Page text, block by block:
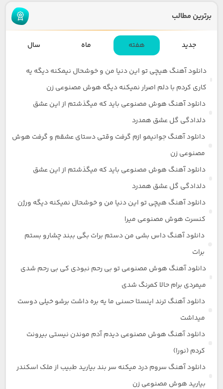
برترین مطالب
جدید هفته ماه سال
دانلود آهنگ هیچی تو این دنیا من و خوشحال نیمکنه دیگه یه
کاری کردم با دلم اصرار نمیکنه دیگه هوش مصنوعی زن
دانلود آهنگ هوش مصنوعی باید که میگذشتم از این عشق
دلدادگی گل عشق همدرد
دانلود آهنگ جوانیمو ازم گرفت وقتی دستای عشقم و گرفت هوش
مصنوعی زن
دانلود آهنگ هوش مصنوعی باید که میگذشتم از این عشق
دلدادگی گل عشق همدرد
دانلود آهنگ هیچی تو این دنیا من و خوشحال نمیکنه دیگه ورژن
کنسرت هوش مصنوعی میرا
دانلود آهنگ داس بشی من دستم برات بگی ببند چشارو بستم
برات
دانلود آهنگ هوش مصنوعی تو بی رحم نبودی کی بی رحم شدی
میمردی برام حالا کمرنگ شدی
دانلود آهنگ ترند اینستا حسنی ما یه بره داشت برشو خیلی دوست
میداشت
دانلود آهنگ هوش مصنوعی دیدم آدم موندن نیستی بیرونت
کردم (نورا)
دانلود آهنگ سروم درد میکنه سر بند بیارید طبیب از ملک اسکندر
بیارید هوش مصنوعی زن